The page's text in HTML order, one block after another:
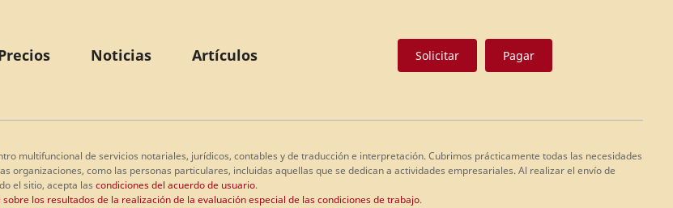
Noticias Artículos Solicitar Pagar
multifuncional de servicios notariales, jurídicos, contables y de traducción e interpretación. Cubrimos prácticamente todas las necesidades
organizaciones, como las personas particulares, incluidas aquellas que se dedican a actividades empresariales. Al realizar el envío de
el sitio, acepta las condiciones del acuerdo de usuario.
los resultados de la realización de la evaluación especial de las condiciones de trabajo.